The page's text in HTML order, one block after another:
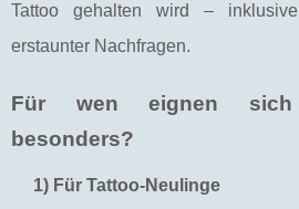
Tattoo gehalten wird –
erstaunter Nachfragen.
Für wen eignen
besonders?
1) Für Tattoo-Neulinge